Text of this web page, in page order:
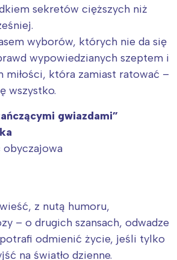
sekretów cięższych niż
wyborów, których nie da się
wypowiedzianych szeptem i
miłości, która zamiast ratować –
wszystko.
gwiazdami”
obyczajowa
z nutą humoru,
– o drugich szansach, odwadze
odmienić życie, jeśli tylko
na światło dzienne.